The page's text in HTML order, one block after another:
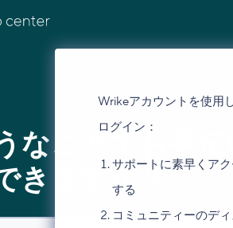
Wrikeアカウントを使用
ログイン：
サポートに素早くア
する
コミュニティーのデ
なことでお手
きますか？